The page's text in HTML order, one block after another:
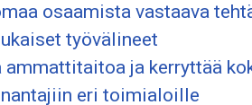
osaamista vastaava
työvälineet
ja kerryttää
eri toimialoille